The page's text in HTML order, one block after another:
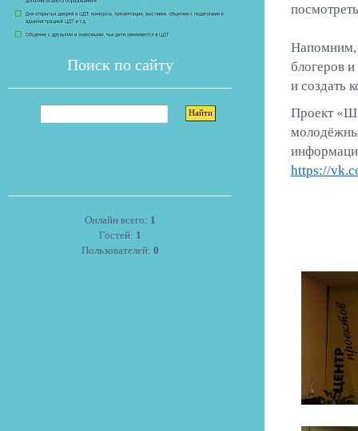
Поиск по сайту
Онлайн всего: 1
Гостей: 1
Пользователей: 0
Напомним,
блогеров
и создать
Проект
https://